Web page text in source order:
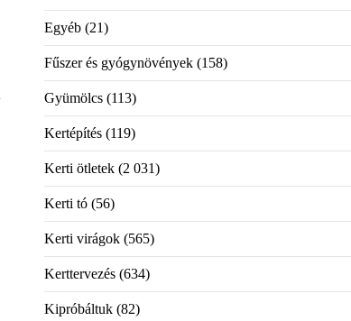
Egyéb(21)
Fűszer és gyógynövények(158)
Gyümölcs(113)
Kertépítés(119)
Kerti ötletek(2 031)
Kerti tó(56)
Kerti virágok(565)
Kerttervezés(634)
Kipróbáltuk(82)